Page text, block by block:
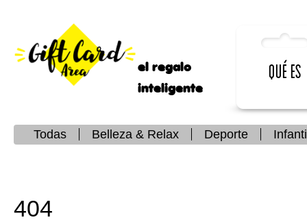
el regalo
inteligente
Qué es
Todas Belleza & Relax Deporte
404